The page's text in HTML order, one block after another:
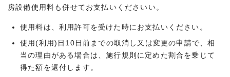
房設備使用料も併せてお支払いくださいい。
使用料は、利用許可を受けた時にお支払いください。
使用(利用)日10日前までの取消し又は変更の申請で、相
当の理由がある場合は、施行規則に定めた割合を乗じて
得た額を還付します。